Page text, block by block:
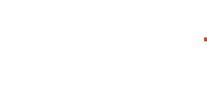
استخدم